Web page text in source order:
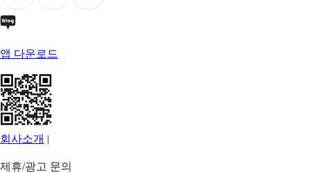
앱 다운로드
회사소개 |
제휴/광고 문의